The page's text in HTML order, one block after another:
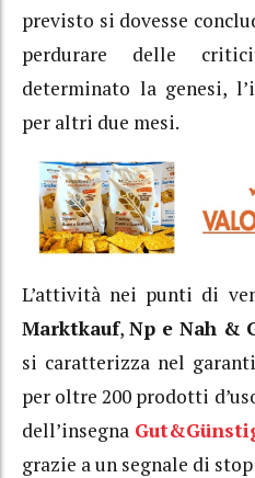
previsto si dovesse
perdurare delle
determinato la genesi,
per altri due mesi.
L’attività nei punti di
Marktkauf, Np e Nah &
si caratterizza nel
per oltre 200 prodotti
dell’insegna
grazie a un segnale di